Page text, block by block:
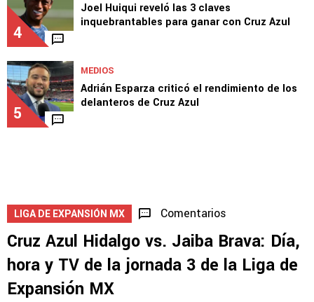
4
Joel Huiqui reveló las 3 claves
inquebrantables para ganar con Cruz Azul
5
MEDIOS
Adrián Esparza criticó el rendimiento de los
delanteros de Cruz Azul
LIGA DE EXPANSIÓN MX Comentarios
Cruz Azul Hidalgo vs. Jaiba Brava: Día,
hora y TV de la jornada 3 de la Liga de
Expansión MX